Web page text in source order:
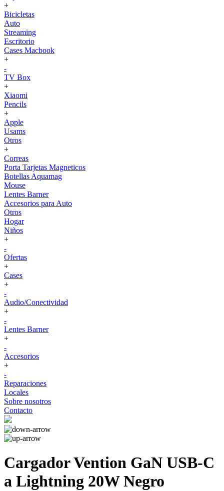
+
Bicicletas
Auto
Streaming
Escritorio
Cases Macbook
+
-
TV Box
+
Xiaomi
Pencils
+
Apple
Usams
Otros
+
Correas
Porta Tarjetas Magneticos
Botellas Aquamag
Mouse
Lentes Barner
Accesorios para Auto
Otros
Hogar
Niños
+
-
Ofertas
+
Cases
+
-
Audio/Conectividad
+
-
Lentes Barner
+
-
Accesorios
+
-
Reparaciones
Locales
Sobre nosotros
Contacto
Cargador Vention GaN USB-C
a Lightning 20W Negro